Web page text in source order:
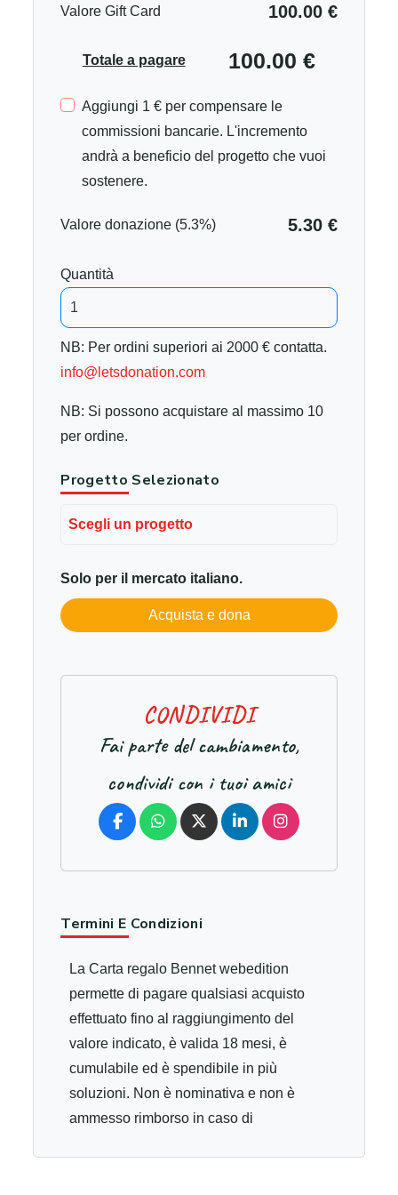
Valore Gift Card 100.00 €
Totale a pagare 100.00 €
Aggiungi 1 € per compensare le
commissioni bancarie. L'incremento
andrà a beneficio del progetto che vuoi
sostenere.
Valore donazione (5.3%) 5.30 €
Quantità
NB: Per ordini superiori ai 2000 € contatta.
info@letsdonation.com
NB: Si possono acquistare al massimo 10
per ordine.
Progetto Selezionato
Scegli un progetto
Solo per il mercato italiano.
Acquista e dona
CONDIVIDI
Fai parte del cambiamento,
condividi con i tuoi amici
Termini E Condizioni
La Carta regalo Bennet webedition
permette di pagare qualsiasi acquisto
effettuato fino al raggiungimento del
valore indicato, è valida 18 mesi, è
cumulabile ed è spendibile in più
soluzioni. Non è nominativa e non è
ammesso rimborso in caso di